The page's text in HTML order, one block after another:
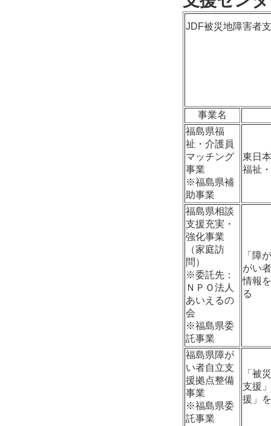
JDF被災地障害者
事業名
福島県福
祉・介護員
マッチング
事業
※福島県補
助事業
東日
福祉
福島県相談
支援充実・
強化事業
（家庭訪
問）
※委託先：
ＮＰＯ法人
あいえるの
会
※福島県委
託事業
「障
がい
情報
る
福島県障が
い者自立支
援拠点整備
事業
※福島県委
託事業
「被
支援
援」